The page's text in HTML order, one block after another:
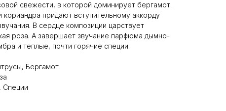
свежести, в которой доминирует бергамот.
кориандра придают вступительному аккорду
В сердце композиции царствует
роза. А завершает звучание парфюма дымно-
и теплые, почти горячие специи.
Бергамот
Специи